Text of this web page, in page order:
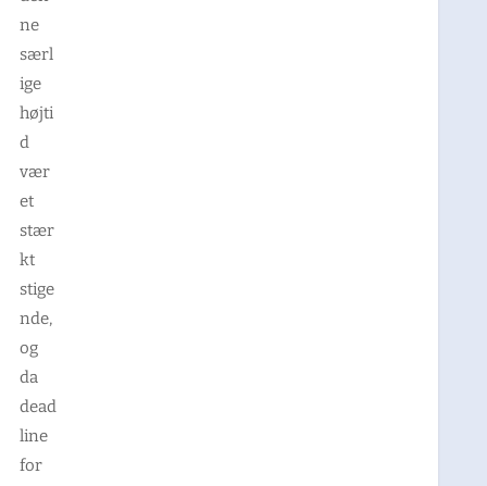
ne
særl
ige
højti
d
vær
et
stær
kt
stige
nde,
og
da
dead
line
for